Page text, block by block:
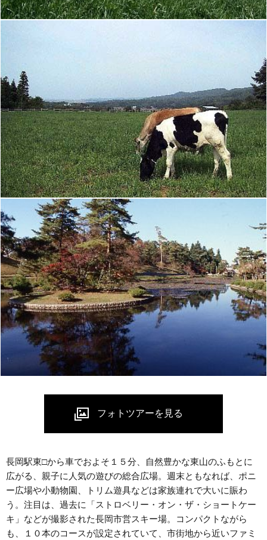
長岡駅東□から車でおよそ１５分、自然豊かな東山のふもとに
広がる、親子に人気の遊びの総合広場。週末ともなれば、ポニ
ー広場や小動物園、トリム遊具などは家族連れで大いに賑わ
う。注目は、過去に「ストロベリー・オン・ザ・ショートケー
キ」などが撮影された長岡市営スキー場。コンパクトながら
も、１０本のコースが設定されていて、市街地から近いファミ